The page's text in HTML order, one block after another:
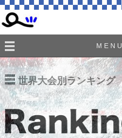
M E N U
世界大会別ランキング